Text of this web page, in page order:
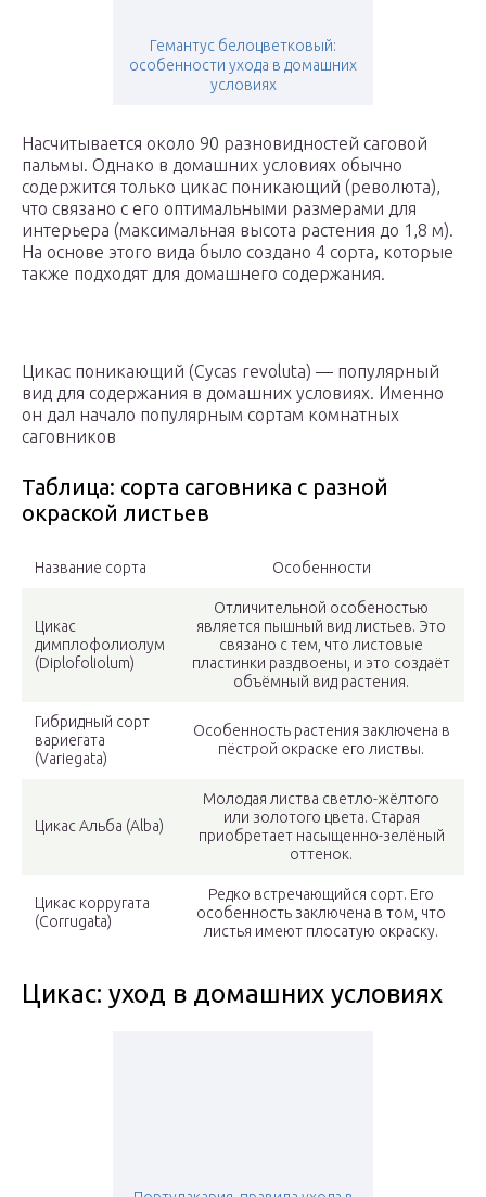
Гемантус белоцветковый:
особенности ухода в домашних
условиях
Насчитывается около 90 разновидностей саговой
пальмы. Однако в домашних условиях обычно
содержится только цикас поникающий (революта),
что связано с его оптимальными размерами для
интерьера (максимальная высота растения до 1,8 м).
На основе этого вида было создано 4 сорта, которые
также подходят для домашнего содержания.
Цикас поникающий (Cycas revoluta) — популярный
вид для содержания в домашних условиях. Именно
он дал начало популярным сортам комнатных
саговников
Таблица: сорта саговника с разной
окраской листьев
Название сорта Особенности
Цикас
димплофолиолум
(Diplofoliolum)
Отличительной особеностью
является пышный вид листьев. Это
связано с тем, что листовые
пластинки раздвоены, и это создаёт
объёмный вид растения.
Гибридный сорт
вариегата
(Variegata)
Особенность растения заключена в
пёстрой окраске его листвы.
Цикас Альба (Alba)
Молодая листва светло-жёлтого
или золотого цвета. Старая
приобретает насыщенно-зелёный
оттенок.
Цикас корругата
(Corrugata)
Редко встречающийся сорт. Его
особенность заключена в том, что
листья имеют плосатую окраску.
Цикас: уход в домашних условиях